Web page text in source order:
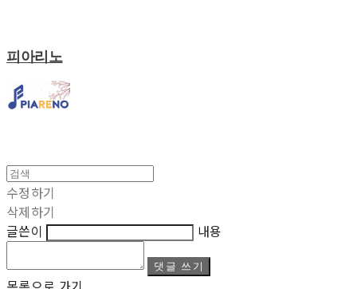
피아리노
수정하기
삭제하기
글쓴이
내용
댓글 쓰기